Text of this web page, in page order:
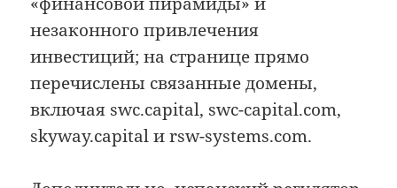
незаконного привлечения
инвестиций; на странице прямо
перечислены связанные домены,
включая swc.capital, swc-capital.com,
skyway.capital и rsw-systems.com.